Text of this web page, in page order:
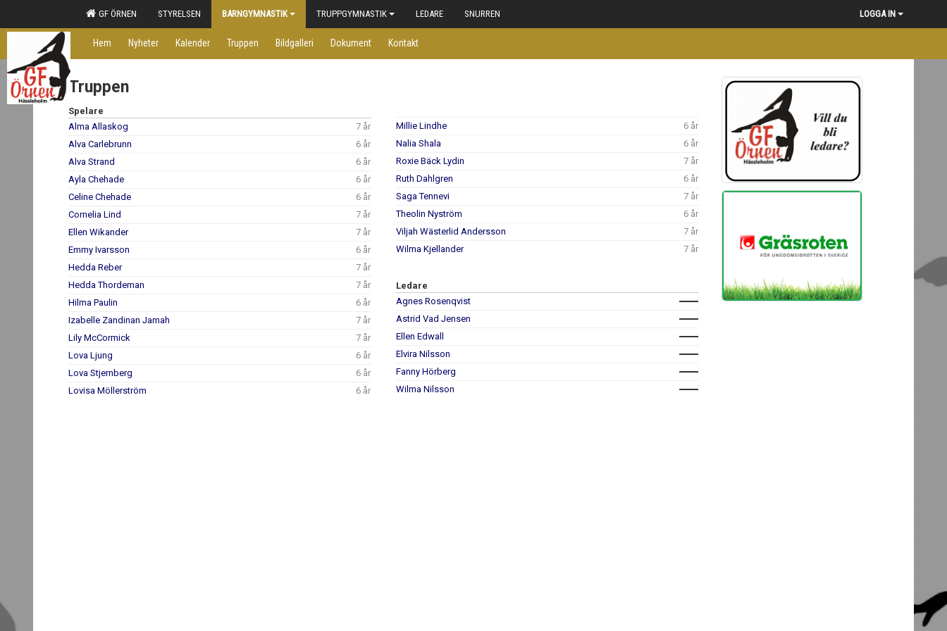
GF ÖRNEN STYRELSEN BARNGYMNASTIK TRUPPGYMNASTIK LEDARE SNURREN LOGGA IN
Hem Nyheter Kalender Truppen Bildgalleri Dokument Kontakt
Truppen
Spelare
Alma Allaskog
7 år
Alva Carlebrunn
6 år
Alva Strand
6 år
Ayla Chehade
6 år
Celine Chehade
6 år
Cornelia Lind
7 år
Ellen Wikander
7 år
Emmy Ivarsson
6 år
Hedda Reber
7 år
Hedda Thordeman
7 år
Hilma Paulin
6 år
Izabelle Zandinan Jamah
7 år
Lily McCormick
7 år
Lova Ljung
6 år
Lova Stjernberg
6 år
Lovisa Möllerström
6 år
Millie Lindhe
6 år
Nalia Shala
6 år
Roxie Bäck Lydin
7 år
Ruth Dahlgren
6 år
Saga Tennevi
7 år
Theolin Nyström
6 år
Viljah Wästerlid Andersson
7 år
Wilma Kjellander
7 år
Ledare
Agnes Rosenqvist
Astrid Vad Jensen
Ellen Edwall
Elvira Nilsson
Fanny Hörberg
Wilma Nilsson